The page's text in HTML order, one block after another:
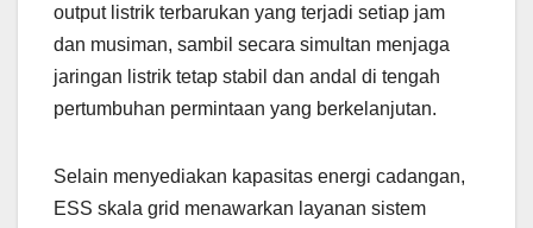
output listrik terbarukan yang terjadi setiap jam
dan musiman, sambil secara simultan menjaga
jaringan listrik tetap stabil dan andal di tengah
pertumbuhan permintaan yang berkelanjutan.
Selain menyediakan kapasitas energi cadangan,
ESS skala grid menawarkan layanan sistem